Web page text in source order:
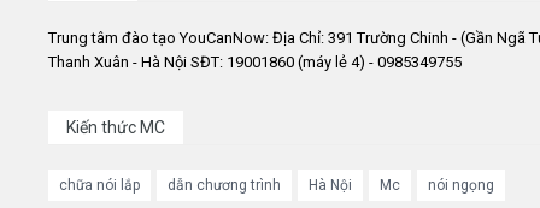
Trung tâm đào tạo YouCanNow: Địa Chỉ: 391 Trường Chinh - (Gần Ngã
Thanh Xuân - Hà Nội SĐT: 19001860 (máy lẻ 4) - 0985349755
Kiến thức MC
chữa nói lắp dẫn chương trình Hà Nội Mc nói ngọng